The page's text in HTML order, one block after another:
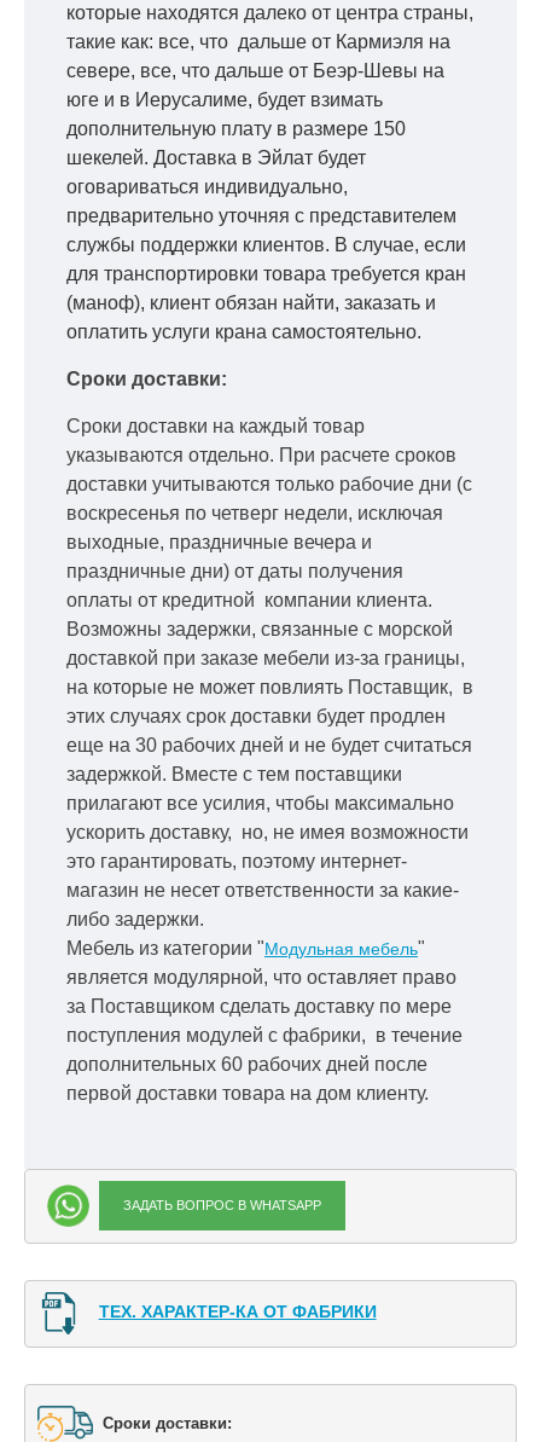
которые находятся далеко от центра страны,
такие как: все, что дальше от Кармиэля на
севере, все, что дальше от Беэр-Шевы на
юге и в Иерусалиме, будет взимать
дополнительную плату в размере 150
шекелей. Доставка в Эйлат будет
оговариваться индивидуально,
предварительно уточняя с представителем
службы поддержки клиентов. В случае, если
для транспортировки товара требуется кран
(маноф), клиент обязан найти, заказать и
оплатить услуги крана самостоятельно.
Сроки доставки:
Сроки доставки на каждый товар
указываются отдельно. При расчете сроков
доставки учитываются только рабочие дни (с
воскресенья по четверг недели, исключая
выходные, праздничные вечера и
праздничные дни) от даты получения
оплаты от кредитной компании клиента.
Возможны задержки, связанные с морской
доставкой при заказе мебели из-за границы,
на которые не может повлиять Поставщик, в
этих случаях срок доставки будет продлен
еще на 30 рабочих дней и не будет считаться
задержкой. Вместе с тем поставщики
прилагают все усилия, чтобы максимально
ускорить доставку, но, не имея возможности
это гарантировать, поэтому интернет-
магазин не несет ответственности за какие-
либо задержки.
Мебель из категории "Модульная мебель"
является модулярной, что оставляет право
за Поставщиком сделать доставку по мере
поступления модулей с фабрики, в течение
дополнительных 60 рабочих дней после
первой доставки товара на дом клиенту.
ЗАДАТЬ ВОПРОС В WHATSAPP
ТЕХ. ХАРАКТЕР-КА ОТ ФАБРИКИ
Сроки доставки: